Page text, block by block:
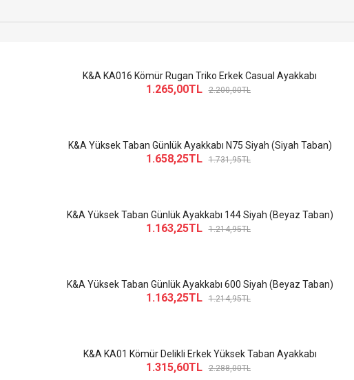
K&A KA016 Kömür Rugan Triko Erkek Casual Ayakkabı
1.265,00TL 2.200,00TL
K&A Yüksek Taban Günlük Ayakkabı N75 Siyah (Siyah Taban)
1.658,25TL 1.731,95TL
K&A Yüksek Taban Günlük Ayakkabı 144 Siyah (Beyaz Taban)
1.163,25TL 1.214,95TL
K&A Yüksek Taban Günlük Ayakkabı 600 Siyah (Beyaz Taban)
1.163,25TL 1.214,95TL
K&A KA01 Kömür Delikli Erkek Yüksek Taban Ayakkabı
1.315,60TL 2.288,00TL